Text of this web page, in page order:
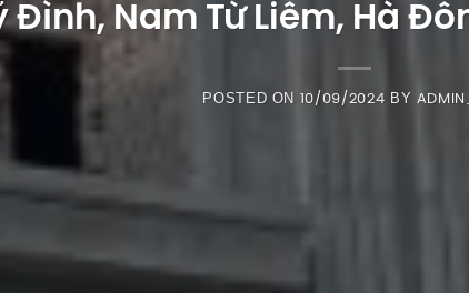
Đình, Nam Từ Liêm, Hà
POSTED ON 10/09/2024 BY